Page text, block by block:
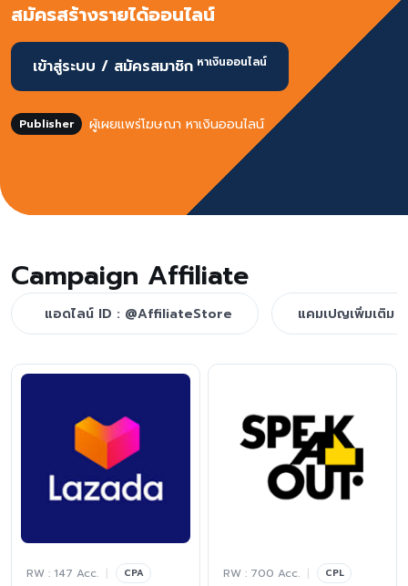
สมัครสร้างรายได้ออนไลน์
เข้าสู่ระบบ / สมัครสมาชิก หาเงินออนไลน์
Publisher ผู้เผยแพร่โฆษณา หาเงินออนไลน์
Campaign Affiliate
แอดไลน์ ID : @AffiliateStore แคมเปญเพิ่มเติม
RW : 147 Acc. | CPA RW : 700 Acc. | CPL